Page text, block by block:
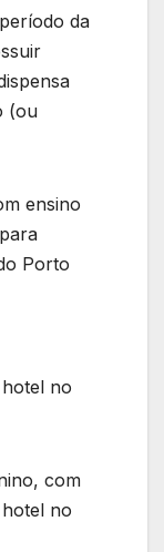
da
(ou
ensino
Porto
no
com
no